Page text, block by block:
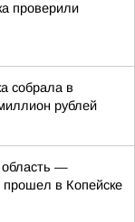
проверили
собрала в
рублей
область —
в Копейске